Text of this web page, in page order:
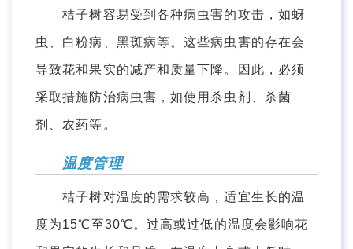
桔子树容易受到各种病虫害的攻击，如蚜
虫、白粉病、黑斑病等。这些病虫害的存在会
导致花和果实的减产和质量下降。因此，必须
采取措施防治病虫害，如使用杀虫剂、杀菌
剂、农药等。
温度管理
桔子树对温度的需求较高，适宜生长的温
度为15℃至30℃。过高或过低的温度会影响花